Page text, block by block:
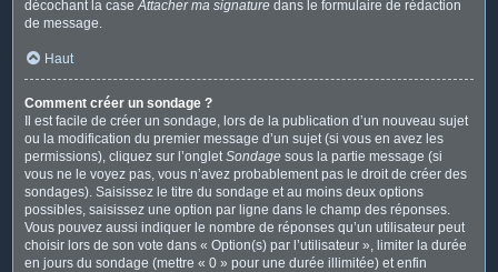
décochant la caseAttacher ma signature dans le formulaire de rédaction
de message.
Haut
Comment créer un sondage ?
Il est facile de créer un sondage, lors de la publication d’un nouveau sujet
ou la modification du premier message d’un sujet (si vous en avez les
permissions), cliquez sur l’ongletSondage sous la partie message (si
vous ne le voyez pas, vous n’avez probablement pas le droit de créer des
sondages). Saisissez le titre du sondage et au moins deux options
possibles, saisissez une option par ligne dans le champ des réponses.
Vous pouvez aussi indiquer le nombre de réponses qu’un utilisateur peut
choisir lors de son vote dans « Option(s) par l’utilisateur », limiter la durée
en jours du sondage (mettre « 0 » pour une durée illimitée) et enfin